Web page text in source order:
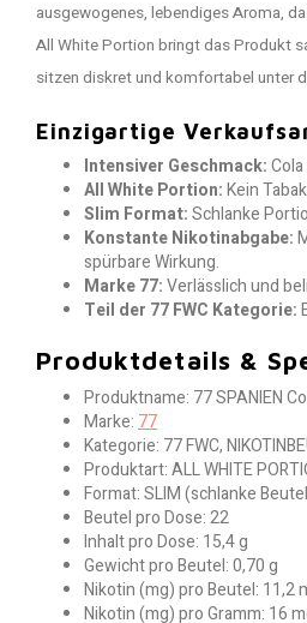
ausgewogenes, lebendiges Aroma,
All White Portion bringt das Produkt
sitzen diskret und komfortabel unter
Einzigartige
Intensiver Geschmack:
All White Portion:Kein
Slim Format:Schlanke
Konstante Nikotinabgabe:
spürbare Wirkung.
Marke 77:Verlässlich und
Teil der 77 FWC Kategorie:
Produktdetails &
Produktname: 77 SPANIEN
Marke: 77
Kategorie: 77 FWC,
Produktart: ALL WHITE
Format: SLIM (schlanke
Beutel pro Dose: 22
Inhalt pro Dose: 15,4 g
Gewicht pro Beutel: 0,70 g
Nikotin (mg) pro Beutel: 11,2
Nikotin (mg) pro Gramm: 16